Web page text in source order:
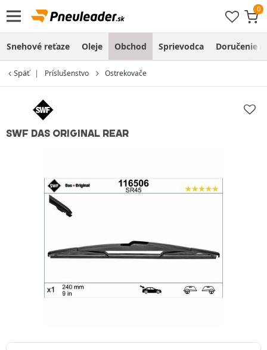
Snehové reťaze Oleje Obchod Sprievodca Doručenie
Späť Príslušenstvo Ostrekovače
SWF DAS ORIGINAL REAR